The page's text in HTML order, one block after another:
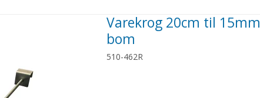
Varekrog 20cm til 15mm
bom
510-462R